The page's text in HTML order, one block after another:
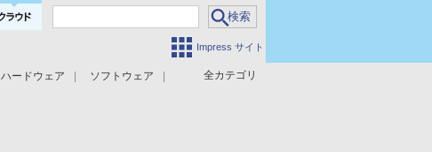
Impress サイト
全カテゴリ
ハードウェア
ソフトウェア